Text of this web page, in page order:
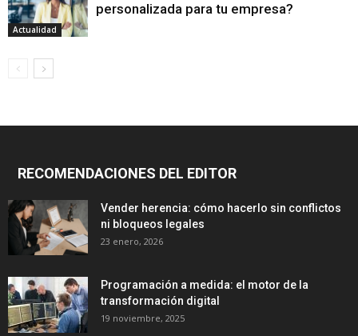
Actualidad
personalizada para tu empresa?
RECOMENDACIONES DEL EDITOR
Vender herencia: cómo hacerlo sin conflictos
ni bloqueos legales
23 enero, 2026
Programación a medida: el motor de la
transformación digital
19 noviembre, 2025